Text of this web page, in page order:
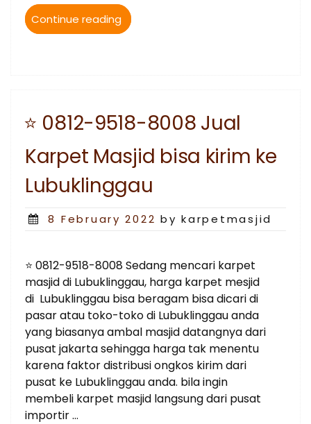
Continue reading“0812-
9518-
bisa
ke
Lubuklinggau”
⭐ 0812-9518-8008 Jual
Karpet Masjid bisa kirim ke
Lubuklinggau
Posted
8 February 2022 by karpetmasjid
⭐ 0812-9518-8008 Sedang mencari karpet
masjid di Lubuklinggau, harga karpet mesjid
di Lubuklinggau bisa beragam bisa dicari di
pasar atau toko-toko di Lubuklinggau anda
yang biasanya ambal masjid datangnya dari
pusat jakarta sehingga harga tak menentu
karena faktor distribusi ongkos kirim dari
pusat ke Lubuklinggau anda. bila ingin
membeli karpet masjid langsung dari pusat
importir …